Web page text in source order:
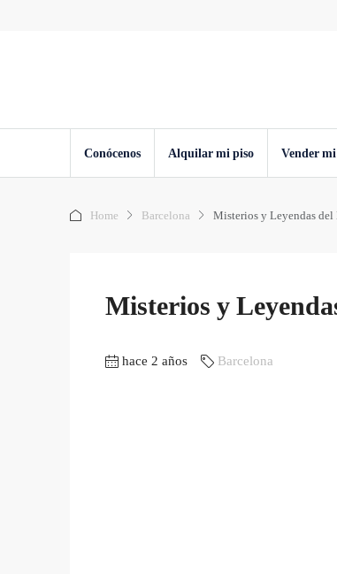
Conócenos Alquilar mi piso Vender
Home Barcelona Misterios y Leyendas del
Misterios y
hace 2 años Barcelona